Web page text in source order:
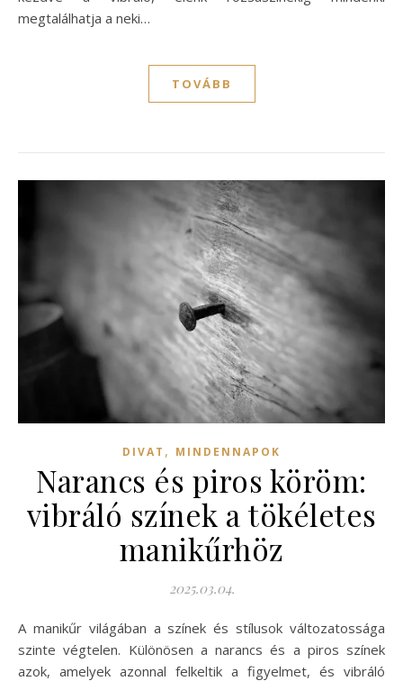
megtalálhatja a neki…
TOVÁBB
DIVAT , MINDENNAPOK
Narancs és piros köröm:
vibráló színek a tökéletes
manikűrhöz
2025.03.04.
A manikűr világában a színek és stílusok változatossága
szinte végtelen. Különösen a narancs és a piros színek
azok, amelyek azonnal felkeltik a figyelmet, és vibráló